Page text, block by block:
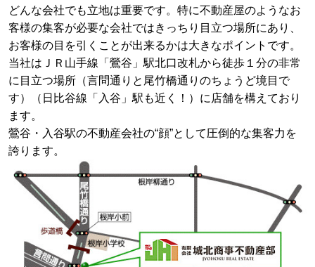
どんな会社でも立地は重要です。特に不動産屋のようなお
客様の集客が必要な会社ではきっちり目立つ場所にあり、
お客様の目を引くことが出来るかは大きなポイントです。
当社はＪＲ山手線「鶯谷」駅北口改札から徒歩１分の非常
に目立つ場所（言問通りと尾竹橋通りのちょうど境目で
す）（日比谷線「入谷」駅も近く！）に店舗を構えており
ます。
鶯谷・入谷駅の不動産会社の“顔”として圧倒的な集客力を
誇ります。